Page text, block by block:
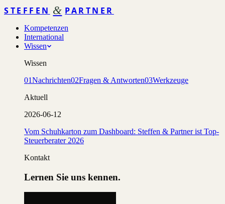
STEFFEN & PARTNER
Kompetenzen
International
Wissen
Wissen
01Nachrichten02Fragen & Antworten03Werkzeuge
Aktuell
2026-06-12
Vom Schuhkarton zum Dashboard: Steffen & Partner ist Top-
Steuerberater 2026
Kontakt
Lernen Sie uns kennen.